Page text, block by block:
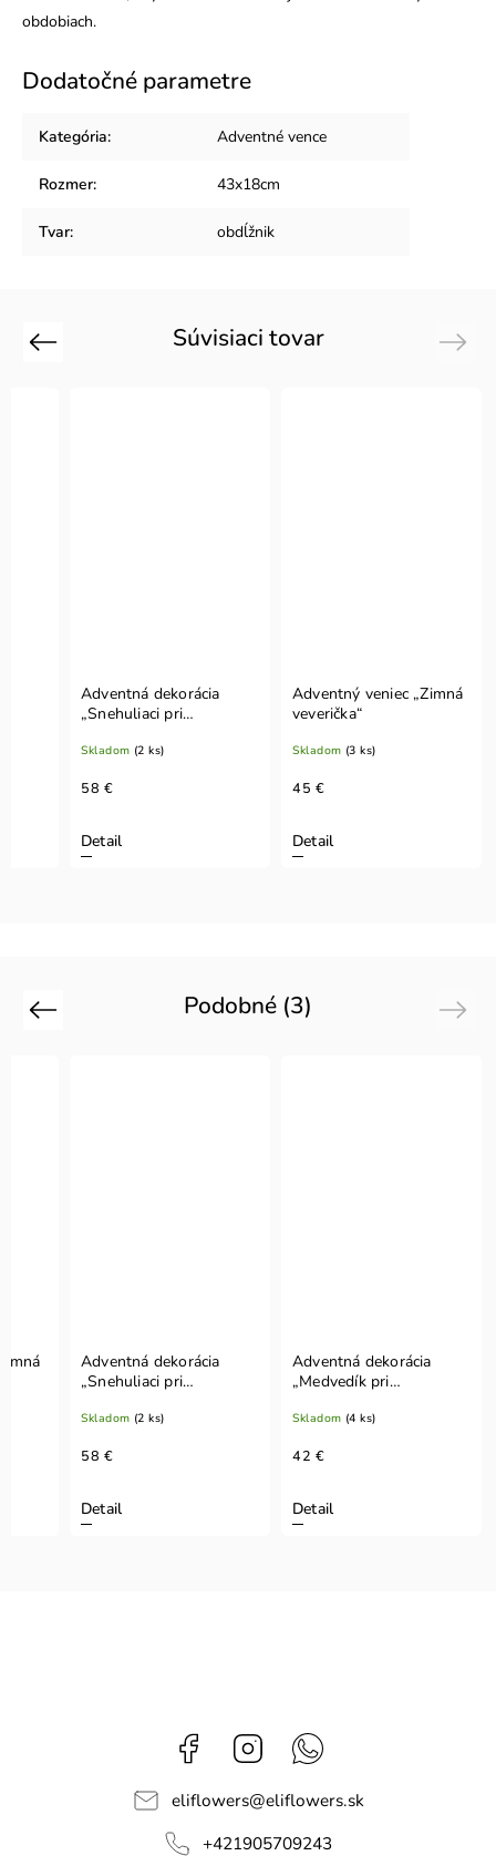
obdobiach.
Dodatočné parametre
Kategória: Adventné vence
Rozmer: 43x18cm
Tvar: obdĺžnik
Súvisiaci tovar
Previous
Adventná dekorácia
„Snehuliaci pri
Skladom (2 ks)
58 €
Detail
Adventný veniec „Zimná
veverička“
Skladom (3 ks)
45 €
Detail
Next
Podobné (3)
Previous
Adventná dekorácia
„Snehuliaci pri
Skladom (2 ks)
58 €
Detail
Adventná dekorácia
„Medvedík pri
Skladom (4 ks)
42 €
Detail
Next
Facebook Instagram
eliflowers@eliflowers.sk
+421905709243